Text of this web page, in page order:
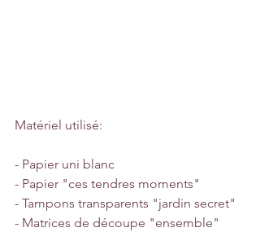
Matériel utilisé:
- Papier uni blanc
- Papier "ces tendres moments"
- Tampons transparents "jardin secret"
- Matrices de découpe "ensemble"